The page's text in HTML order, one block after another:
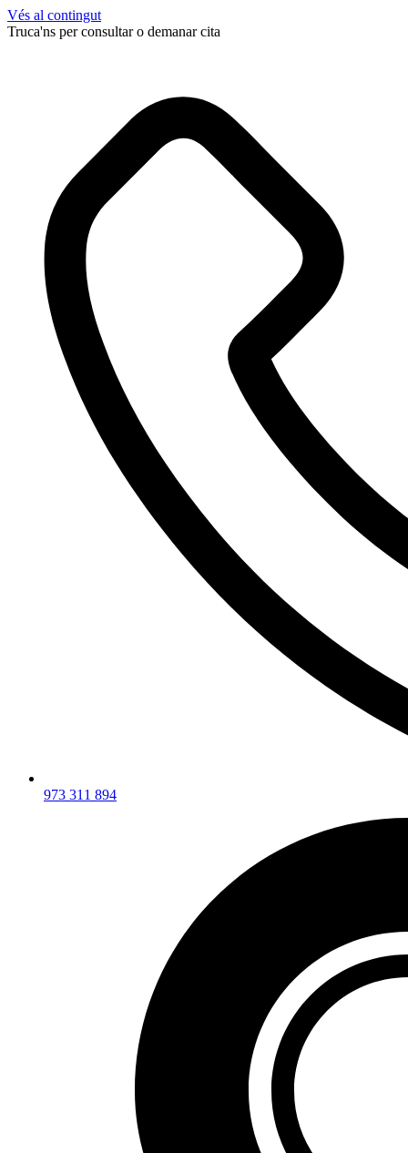
Vés al contingut
Truca'ns per consultar o demanar cita
973 311 894